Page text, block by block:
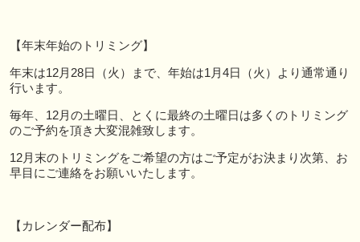
【年末年始のトリミング】
年末は12月28日（火）まで、年始は1月4日（火）より通常通り
行います。
毎年、12月の土曜日、とくに最終の土曜日は多くのトリミング
のご予約を頂き大変混雑致します。
12月末のトリミングをご希望の方はご予定がお決まり次第、お
早目にご連絡をお願いいたします。
【カレンダー配布】